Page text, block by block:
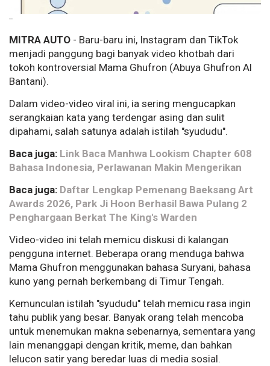
--
MITRA AUTO - Baru-baru ini, Instagram dan TikTok
menjadi panggung bagi banyak video khotbah dari
tokoh kontroversial Mama Ghufron (Abuya Ghufron Al
Bantani).
Dalam video-video viral ini, ia sering mengucapkan
serangkaian kata yang terdengar asing dan sulit
dipahami, salah satunya adalah istilah "syududu".
Baca juga: Link Baca Manhwa Lookism Chapter 608
Bahasa Indonesia, Perlawanan Makin Mengerikan
Baca juga: Daftar Lengkap Pemenang Baeksang Art
Awards 2026, Park Ji Hoon Berhasil Bawa Pulang 2
Penghargaan Berkat The King's Warden
Video-video ini telah memicu diskusi di kalangan
pengguna internet. Beberapa orang menduga bahwa
Mama Ghufron menggunakan bahasa Suryani, bahasa
kuno yang pernah berkembang di Timur Tengah.
Kemunculan istilah "syududu" telah memicu rasa ingin
tahu publik yang besar. Banyak orang telah mencoba
untuk menemukan makna sebenarnya, sementara yang
lain menanggapi dengan kritik, meme, dan bahkan
lelucon satir yang beredar luas di media sosial.